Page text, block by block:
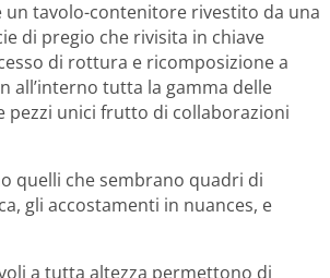
un tavolo-contenitore rivestito da una
di pregio che rivisita in chiave
di rottura e ricomposizione a
all’interno tutta la gamma delle
pezzi unici frutto di collaborazioni
quelli che sembrano quadri di
gli accostamenti in nuances, e
a tutta altezza permettono di